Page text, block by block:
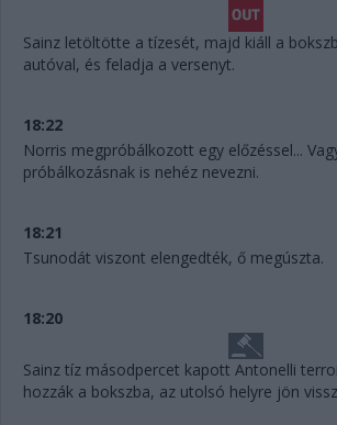
Sainz letöltötte a tízesét, majd kiáll a
autóval, és feladja a versenyt.
18:22
Norris megpróbálkozott egy előzéssel...
próbálkozásnak is nehéz nevezni.
18:21
Tsunodát viszont elengedték, ő megúszta.
18:20
Sainz tíz másodpercet kapott Antonelli
hozzák a bokszba, az utolsó helyre jön